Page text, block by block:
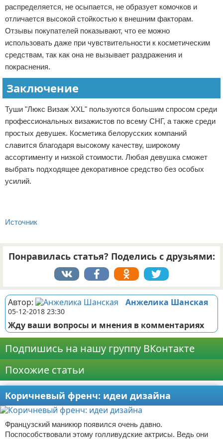
распределяется, не осыпается, не образует комочков и
отличается высокой стойкостью к внешним факторам.
Отзывы покупателей показывают, что ее можно
использовать даже при чувствительности к косметическим
средствам, так как она не вызывает раздражения и
покраснения.
Заключение
Туши "Люкс Визаж XXL" пользуются большим спросом среди
профессиональных визажистов по всему СНГ, а также среди
простых девушек. Косметика белорусских компаний
славится благодаря высокому качеству, широкому
ассортименту и низкой стоимости. Любая девушка сможет
выбрать подходящее декоративное средство без особых
усилий.
Источник
Понравилась статья? Поделись с друзьями:
Автор: Анжелика Шанская
05-12-2018 23:30
Жду ваши вопросы и мнения в комментариях
Подпишись на нашу группу ВКонтакте
Похожие статьи
Коричневый френч: идеи дизайна
Французский маникюр появился очень давно.
Поспособствовали этому голливудские актрисы. Ведь они